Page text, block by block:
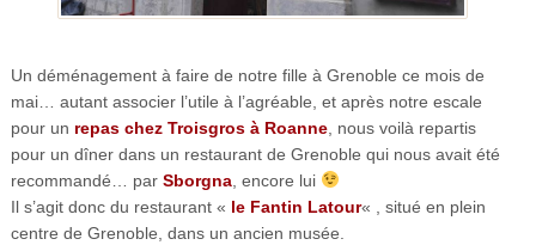
Un déménagement à faire de notre fille à Grenoble ce mois de
mai… autant associer l’utile à l’agréable, et après notre escale
pour un repas chez Troisgros à Roanne, nous voilà repartis
pour un dîner dans un restaurant de Grenoble qui nous avait été
recommandé… par Sborgna, encore lui
Il s’agit donc du restaurant « le Fantin Latour« , situé en plein
centre de Grenoble, dans un ancien musée.